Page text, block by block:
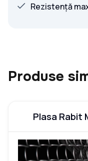
Rezistență
Produse
Plasa Rabit